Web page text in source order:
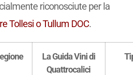
riconosciute per la
Tollesi o Tullum DOC.
La Guida Vini di
Quattrocalici